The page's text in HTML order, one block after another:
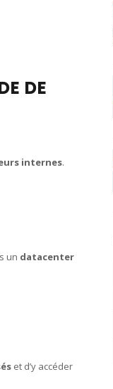
DE
internes.
un datacenter
et d’y accéder